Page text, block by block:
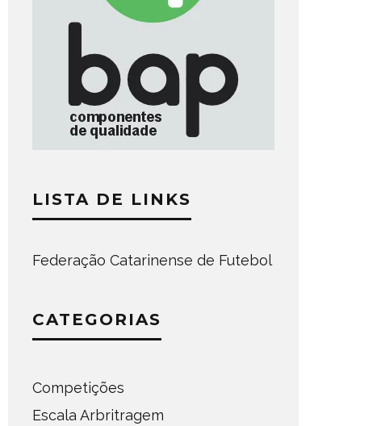
LISTA DE LINKS
Federação Catarinense de Futebol
CATEGORIAS
Competições
Escala Arbritragem